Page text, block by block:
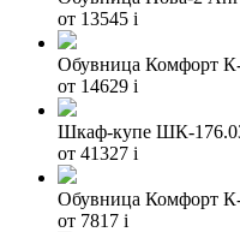
от 13545 i
Обувница Комфорт
от 14629 i
Шкаф-купе ШК-
от 41327 i
Обувница Комфорт
от 7817 i